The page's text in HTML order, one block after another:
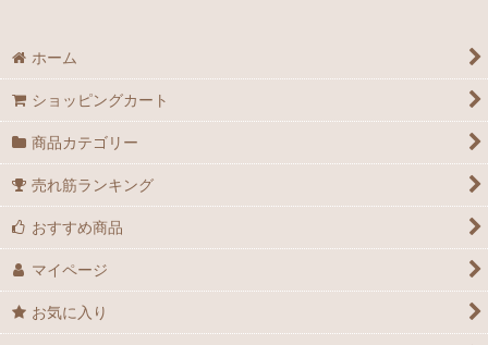
ホーム
ショッピングカート
商品カテゴリー
売れ筋ランキング
おすすめ商品
マイページ
お気に入り